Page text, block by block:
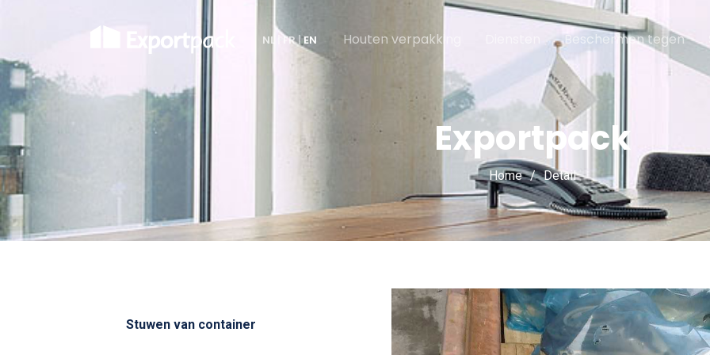
NL FR| EN Houten verpakking Beschermen tegen
Exportpack
Home Detail
Stuwen van container